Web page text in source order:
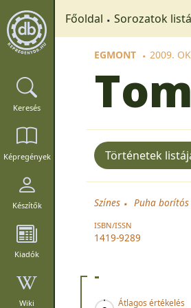
Keresés
Képregények
Készítők
Kiadók
Wiki
Főoldal Sorozatok
EGMONT 2009.
Történetek
Színes Puha borítós
ISBN/ISSN
1419-9289
-
Átlagos értékelés